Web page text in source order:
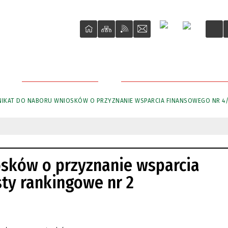
DO NABORU WNIOSKÓW O PRZYZNANIE WSPARCIA FINANSOWEGO NR
o przyznanie wsparcia
rankingowe nr 2